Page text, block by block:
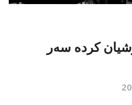
کردە سەر